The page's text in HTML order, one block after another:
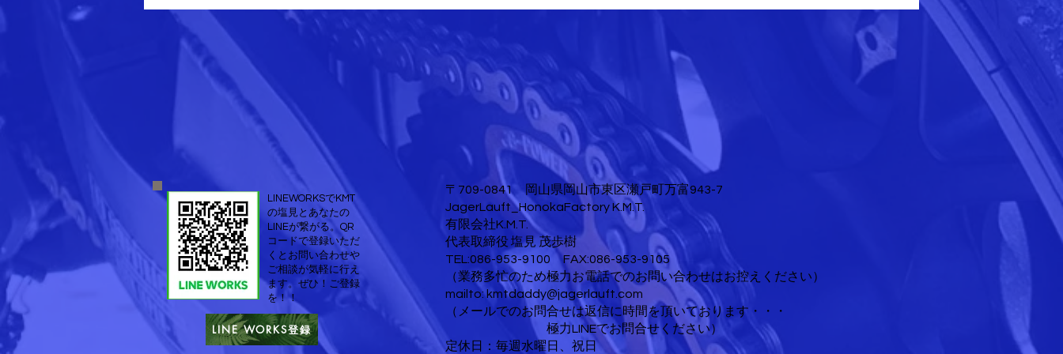
LINE WORKS登録
​LINEWORKSでKMT
の塩見とあなたの
LINEが繋がる。QR
コードで登録いただ
くとお問い合わせや
ご相談が気軽に行え
ます。ぜひ！ご登録
を！！
〒709-0841 岡山県岡山市東区瀬戸町万富943-7
JagerLauft_HonokaFactory K.M.T.
有限会社K.M.T.
代表取締役 塩見 茂歩樹
TEL:086-953-9100 FAX:086-953-9105
​（業務多忙のため極力お電話でのお問い合わせはお控えください）
mailto: kmtdaddy@jagerlauft.com
（メールでのお問合せは返信に時間を頂いております・・・
​ 極力LINEでお問合せください）
定休日：毎週水曜日、祝日